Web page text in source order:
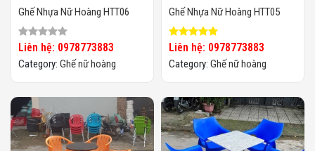
Ghế Nhựa Nữ Hoàng HTT06
Liên hệ: 0978773883
Category: Ghế nữ hoàng
Ghế Nhựa Nữ Hoàng HTT05
Liên hệ: 0978773883
Category: Ghế nữ hoàng